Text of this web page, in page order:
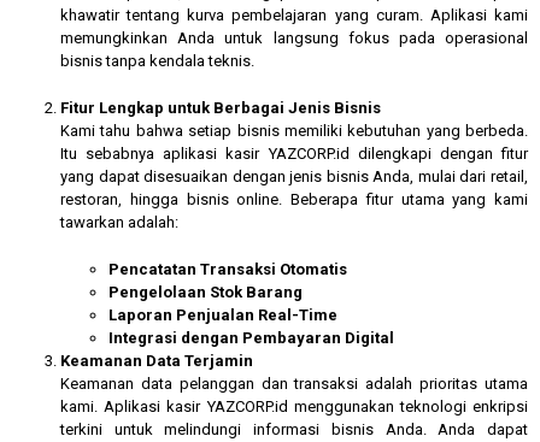
khawatir tentang kurva pembelajaran yang curam. Aplikasi kami
memungkinkan Anda untuk langsung fokus pada operasional
bisnis tanpa kendala teknis.
Fitur Lengkap untuk Berbagai Jenis Bisnis
Kami tahu bahwa setiap bisnis memiliki kebutuhan yang berbeda.
Itu sebabnya aplikasi kasir YAZCORP.id dilengkapi dengan fitur
yang dapat disesuaikan dengan jenis bisnis Anda, mulai dari retail,
restoran, hingga bisnis online. Beberapa fitur utama yang kami
tawarkan adalah:
Pencatatan Transaksi Otomatis
Pengelolaan Stok Barang
Laporan Penjualan Real-Time
Integrasi dengan Pembayaran Digital
Keamanan Data Terjamin
Keamanan data pelanggan dan transaksi adalah prioritas utama
kami. Aplikasi kasir YAZCORP.id menggunakan teknologi enkripsi
terkini untuk melindungi informasi bisnis Anda. Anda dapat